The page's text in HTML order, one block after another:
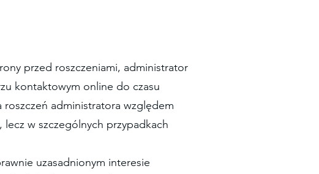
przed roszczeniami, administrator
kontaktowym online do czasu
administratora względem
w szczególnych przypadkach
uzasadnionym interesie